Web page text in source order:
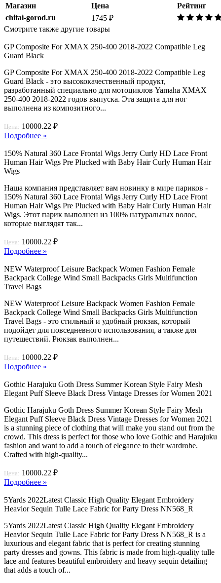
Магазин
Цена
Рейтинг
chitai-gorod.ru
1745 ₽
Смотрите также другие товары
GP Composite For XMAX 250-400 2018-2022 Compatible Leg
Guard Black
GP Composite For XMAX 250-400 2018-2022 Compatible Leg
Guard Black - это высококачественный продукт,
разработанный специально для мотоциклов Yamaha XMAX
250-400 2018-2022 годов выпуска. Эта защита для ног
выполнена из композитного...
Цена: 10000.22 ₽
Подробнее »
150% Natural 360 Lace Frontal Wigs Jerry Curly HD Lace Front
Human Hair Wigs Pre Plucked with Baby Hair Curly Human Hair
Wigs
Наша компания представляет вам новинку в мире париков -
150% Natural 360 Lace Frontal Wigs Jerry Curly HD Lace Front
Human Hair Wigs Pre Plucked with Baby Hair Curly Human Hair
Wigs. Этот парик выполнен из 100% натуральных волос,
которые выглядят так...
Цена: 10000.22 ₽
Подробнее »
NEW Waterproof Leisure Backpack Women Fashion Female
Backpack College Wind Small Backpacks Girls Multifunction
Travel Bags
NEW Waterproof Leisure Backpack Women Fashion Female
Backpack College Wind Small Backpacks Girls Multifunction
Travel Bags - это стильный и удобный рюкзак, который
подойдет для повседневного использования, а также для
путешествий. Рюкзак выполнен...
Цена: 10000.22 ₽
Подробнее »
Gothic Harajuku Goth Dress Summer Korean Style Fairy Mesh
Elegant Puff Sleeve Black Dress Vintage Dresses for Women 2021
Gothic Harajuku Goth Dress Summer Korean Style Fairy Mesh
Elegant Puff Sleeve Black Dress Vintage Dresses for Women 2021
is a stunning piece of clothing that will make you stand out from the
crowd. This dress is perfect for those who love Gothic and Harajuku
fashion and want to add a touch of elegance to their wardrobe.
Crafted with high-quality...
Цена: 10000.22 ₽
Подробнее »
5Yards 2022Latest Classic High Quality Elegant Embroidery
Heavior Sequin Tulle Lace Fabric for Party Dress NN568_R
5Yards 2022Latest Classic High Quality Elegant Embroidery
Heavior Sequin Tulle Lace Fabric for Party Dress NN568_R is a
luxurious and elegant fabric that is perfect for creating stunning
party dresses and gowns. This fabric is made from high-quality tulle
lace and features beautiful embroidery and heavy sequin detailing
that adds a touch of...